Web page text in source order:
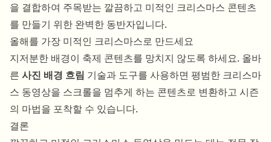
을 결합하여 주목받는 깔끔하고 미적인 크리스마스 콘텐츠
를 만들기 위한 완벽한 동반자입니다.
올해를 가장 미적인 크리스마스로 만드세요
지저분한 배경이 축제 콘텐츠를 망치지 않도록 하세요. 올바
른 사진 배경 흐림 기술과 도구를 사용하면 평범한 크리스마
스 동영상을 스크롤을 멈추게 하는 콘텐츠로 변환하고 시즌
의 마법을 포착할 수 있습니다.
결론